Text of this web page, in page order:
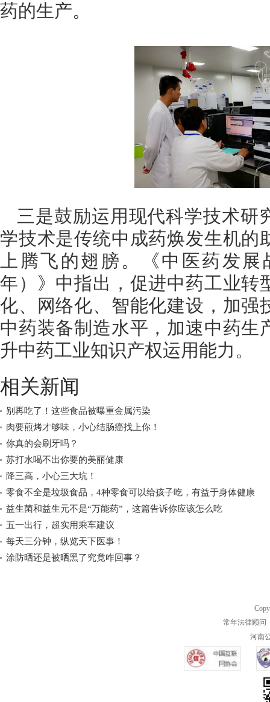
药的生产。
三是鼓励运用现代科学技术研
学技术是传统中成药焕发生机的
上腾飞的翅膀。《中医药发展
年）》中指出，促进中药工业转
化、网络化、智能化建设，加强
中药装备制造水平，加速中药生
升中药工业知识产权运用能力。
相关新闻
别再吃了！这些食品被曝重金属污染
肉要煎烤才够味，小心结肠癌找上你！
你真的会刷牙吗？
苏打水喝不出你要的美丽健康
降三高，小心三大坑！
零食不全是垃圾食品，4种零食可以给孩子吃，有益于身体健康
益生菌和益生元不是“万能药”，这篇告诉你应该怎么吃
五一出行，超实用乘车建议
每天三分钟，纵览天下医事！
涂防晒还是被晒黑了究竟咋回事？
常年法律顾问
河南